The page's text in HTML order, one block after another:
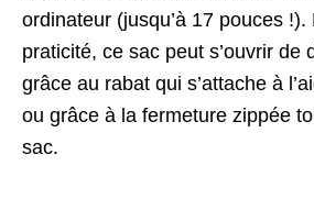
ordinateur (jusqu’à 17 pouces
praticité, ce sac peut s’ouvrir de
grâce au rabat qui s’attache à
ou grâce à la fermeture zippée
sac.